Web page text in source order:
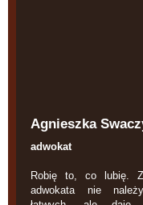
Agnieszka
adwokat
Robię to, co lubię.
adwokata nie